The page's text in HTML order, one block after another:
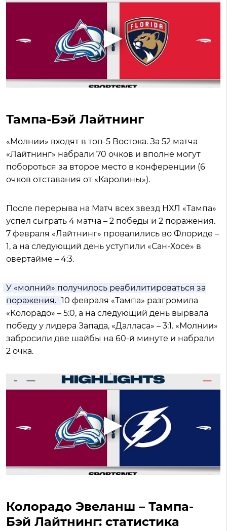
Тампа-Бэй Лайтнинг
«Молнии» входят в топ-5 Востока. За 52 матча
«Лайтнинг» набрали 70 очков и вполне могут
побороться за второе место в конференции (6
очков отставания от «Каролины»).
После перерыва на Матч всех звезд НХЛ «Тампа»
успел сыграть 4 матча – 2 победы и 2 поражения.
7 февраля «Лайтнинг» провалились во Флориде –
1, а на следующий день уступили «Сан-Хосе» в
овертайме – 4:3.
У «молний» получилось реабилитироваться за
поражения. 10 февраля «Тампа» разгромила
«Колорадо» – 5:0, а на следующий день вырвала
победу у лидера Запада, «Далласа» – 3:1. «Молнии»
забросили две шайбы на 60-й минуте и набрали
2 очка.
Колорадо Эвеланш – Тампа-
Бэй Лайтнинг: статистика